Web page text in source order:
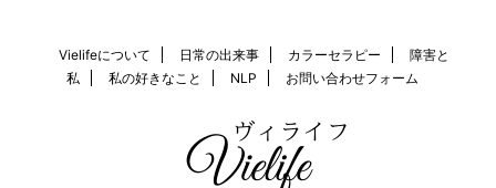
Vielifeについて 日常の出来事 カラーセラピー
障害と
私
私の好きなこと NLP お問い合わせフォーム